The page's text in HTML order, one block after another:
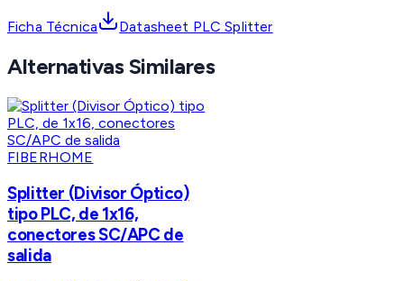
Ficha Técnica Datasheet PLC Splitter
Alternativas Similares
FIBERHOME
Splitter (Divisor Óptico)
tipo PLC, de 1x16,
conectores SC/APC de
salida